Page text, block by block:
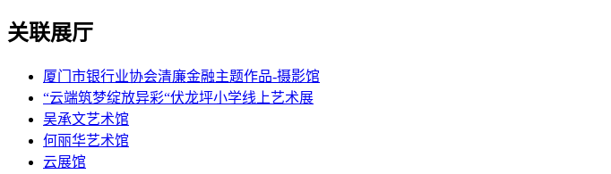
关联展厅
厦门市银行业协会清廉金融主题作品-摄影馆
“云端筑梦绽放异彩“伏龙坪小学线上艺术展
吴承文艺术馆
何丽华艺术馆
云展馆